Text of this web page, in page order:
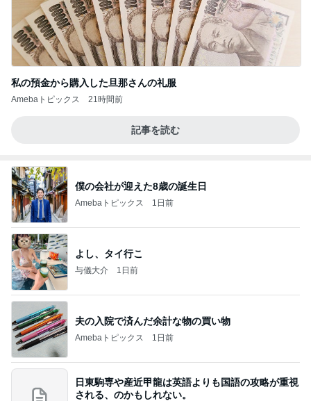
私の預金から購入した旦那さんの礼服
Amebaトピックス 21時間前
記事を読む
僕の会社が迎えた8歳の誕生日
Amebaトピックス 1日前
よし、タイ行こ
与儀大介 1日前
夫の入院で済んだ余計な物の買い物
Amebaトピックス 1日前
日東駒専や産近甲龍は英語よりも国語の攻略が重視
される、のかもしれない。